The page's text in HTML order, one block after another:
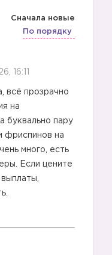
Сначала новые
По порядку
16:11
всё прозрачно
на
буквально пару
фриспинов на
много, есть
Если цените